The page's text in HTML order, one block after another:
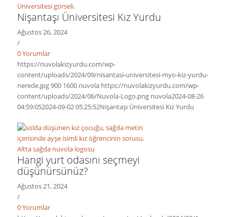
Nişantaşı Üniversitesi Kız Yurdu
Ağustos 26, 2024
/
0 Yorumlar
https://nuvolakizyurdu.com/wp-
content/uploads/2024/09/nisantasi-universitesi-myo-kiz-yurdu-
nerede.jpg900 1600 nuvola https://nuvolakizyurdu.com/wp-
content/uploads/2024/06/Nuvola-Logo.png nuvola2024-08-26
04:59:052024-09-02 05:25:52Nişantaşı Üniversitesi Kız Yurdu
Hangi yurt odasını seçmeyi
düşünürsünüz?
Ağustos 21, 2024
/
0 Yorumlar